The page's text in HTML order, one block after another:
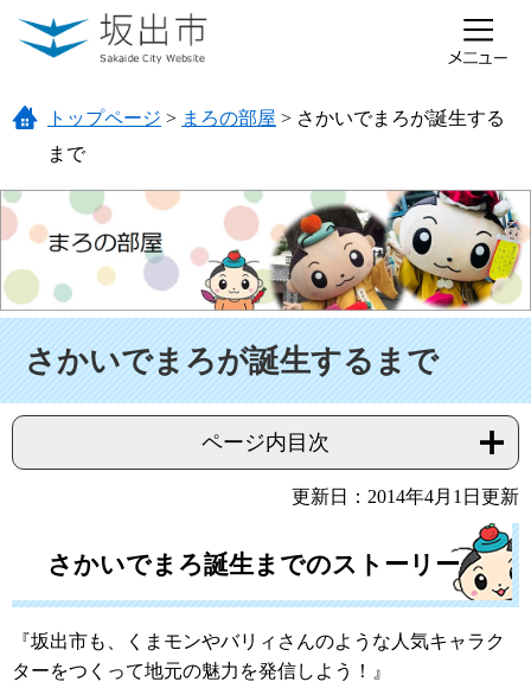
ページの先頭です。
メニューを飛ばして本文へ
トップページ > まろの部屋 > さかいでまろが誕生する
まで
さかいでまろが誕生するまで
ページ内目次
更新日：2014年4月1日更新
さかいでまろ誕生までのストーリー
『坂出市も、くまモンやバリィさんのような人気キャラク
ターをつくって地元の魅力を発信しよう！』